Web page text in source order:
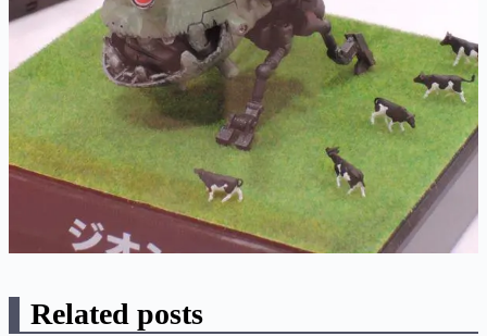
Related posts